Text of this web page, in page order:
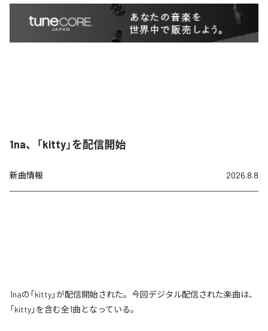
1na、「kitty」を配信開始
新曲情報 2026.8.8
1naの「kitty」が配信開始された。今回デジタル配信された楽曲は、
「kitty」を含む全1曲となっている。